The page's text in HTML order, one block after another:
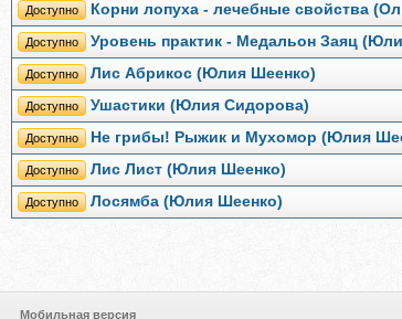
Доступно Корни лопуха - лечебные свойства
Доступно Уровень практик - Медальон Заяц
Доступно Лис Абрикос (Юлия Шеенко)
Доступно Ушастики (Юлия Сидорова)
Доступно Не грибы! Рыжик и Мухомор (Юлия
Доступно Лис Лист (Юлия Шеенко)
Доступно Лосямба (Юлия Шеенко)
Мобильная версия